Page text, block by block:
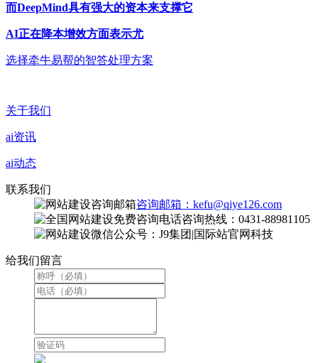
而DeepMind具有强大的资本来支撑它
AI正在降本增效方面表示尤
选择牵牛易帮的智答处理方案
关于我们
ai资讯
ai动态
联系我们
咨询邮箱：kefu@qiye126.com
咨询热线：0431-88981105
微信公众号：J9集团|国际站官网科技
给我们留言